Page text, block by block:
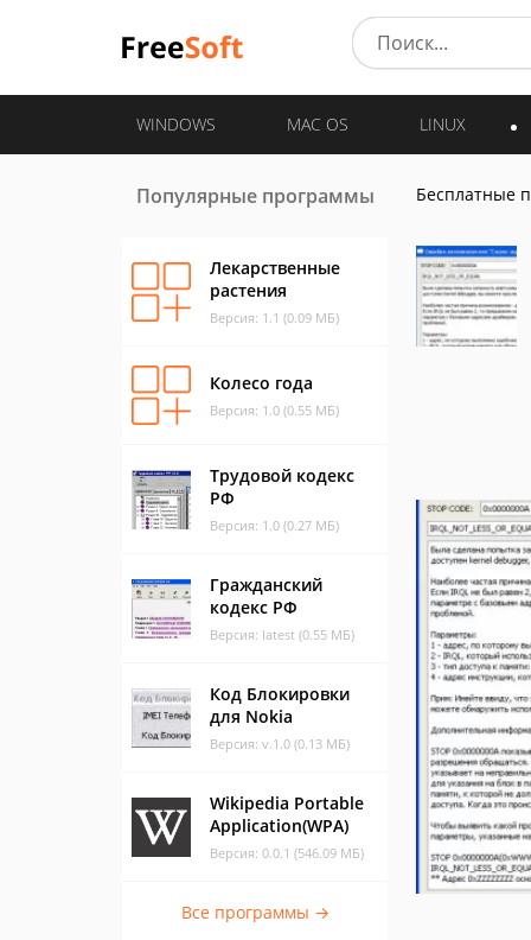
WINDOWS MAC OS LINUX
Популярные программы
Лекарственные
растения
Версия: 1.1 (0.09 МБ)
Колесо года
Версия: 1.0 (0.55 МБ)
Трудовой кодекс
РФ
Версия: 1.0 (0.27 МБ)
Гражданский
кодекс РФ
Версия: latest (0.55 МБ)
Код Блокировки
для Nokia
Версия: v.1.0 (0.13 МБ)
Wikipedia Portable
Application(WPA)
Версия: 0.0.1 (546.09 МБ)
Все программы →
Бесплатные